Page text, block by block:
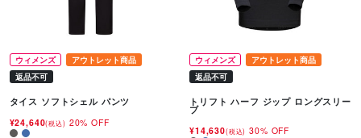
ウィメンズ
アウトレット商品
返品不可
タイス ソフトシェル パンツ
¥24,640(税込) 20% OFF
ウィメンズ
アウトレット商品
返品不可
トリフト ハーフ ジップ ロングスリー
ブ
¥14,630(税込) 30% OFF